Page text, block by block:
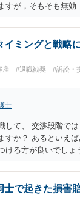
すが，そもそも無
る説が有力です。
て「不利な時期」
り，会社の損害を
「やむを得ない事由
社の代表取締役が辞
は，親会社（子会社
，子会社の代表取締
なりません。 親会
が，あなたに対して
う責任（例えば任
あなたに負わせる
の登記をするため
イミングと戦略
雇 #退職勧奨 #訴訟・
士
して、 交渉段階で
すか？ あるといえ
ける方が良いでし
事実と証拠の関係
要素はありません。
士で起きた損害